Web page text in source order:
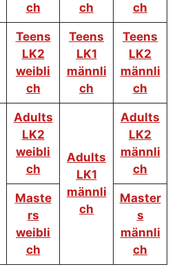
ch
ch
ch
Teens
LK2
weibli
ch
Teens
LK1
männli
ch
Teens
LK2
männli
ch
Adults
LK2
weibli
ch
Adults
LK1
männli
ch
Adults
LK2
männli
ch
Maste
rs
weibli
ch
Master
s
männli
ch